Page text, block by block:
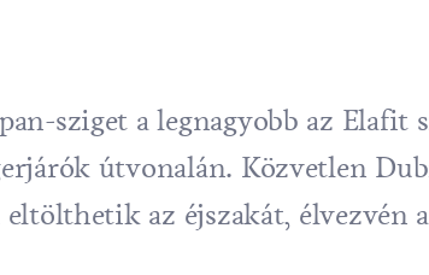
sziget a legnagyobb az Elafit
útvonalán. Közvetlen
eltölthetik az éjszakát, élvezvén